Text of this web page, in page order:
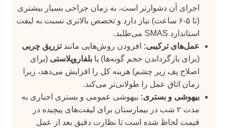
اجرای آن دشوارتر است، به زمان جراحی بسیار بیشتری
(تا ۵-۶ ساعت) نیاز دارد و تخصص بالاتری نسبت به لیفت
استاندارد SMAS می‌طلبد.
عمل‌های ترکیبی: افزودن روش‌هایی مانندتزریق چربی
(برای بازگرداندن حجم گونه‌ها) یا بلفاروپلاستی (برای
اصلاح پف زیر چشم) هزینه کل را افزایش می‌دهد، زیرا
زمان اتاق عمل را طولانی‌تر می‌کند.
بیهوشی و بستری: بیهوشی عمومی و بستری اجباری به
مدت ۲ شب در بیمارستان برای لیفت‌های پیچیده در
قیمت لحاظ شده است تا نظارت دقیق بعد از عمل